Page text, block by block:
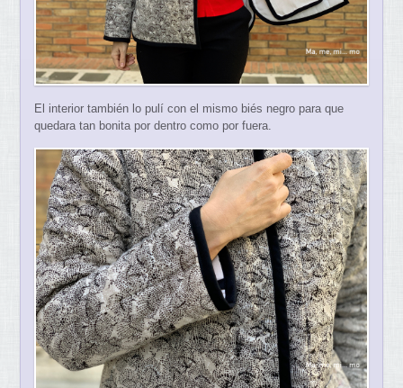
El interior también lo pulí con el mismo biés negro para que
quedara tan bonita por dentro como por fuera.